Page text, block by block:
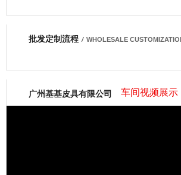
网商会会员
批发定制流程 / WHOLESALE
广州基基皮具有限公司 车间视频展示